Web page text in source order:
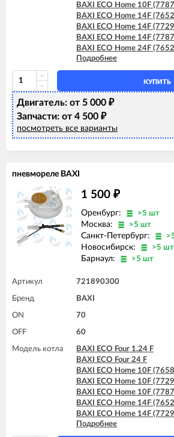
BAXI ECO Home 10F
BAXI ECO Home 14F
BAXI ECO Home 14F
BAXI ECO Home 14F
BAXI ECO Home 24F
BAXI ECO Home 24F
BAXI ECO Home 24F
BAXI ECO-4s 1.24 F
BAXI ECO-4s 10 F
BAXI ECO-4s 18 F
BAXI ECO-4s 24
Подробнее
КУПИТЬ
Двигатель: от 5 000 ₽
Запчасти: от 4 500 ₽
посмотреть все варианты
пневмореле BAXI
1 500 ₽
Оренбург: >5 шт
Москва: >5 шт
Санкт-Петербург:
Новосибирск: >5 шт
Барнаул: >5 шт
Артикул 721890300
Бренд BAXI
ON 70
OFF 60
Модель котла
BAXI ECO Four 1.24 F
BAXI ECO Four 24 F
BAXI ECO Home 10F
BAXI ECO Home 10F
BAXI ECO Home 10F
BAXI ECO Home 14F
BAXI ECO Home 14F
BAXI ECO Home 14F
BAXI ECO Home 24F
Подробнее